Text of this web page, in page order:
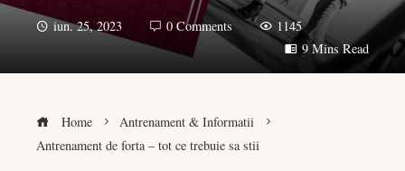
iun. 25, 2023 0 Comments
1145
9 Mins Read
Home
Antrenament & Informatii
Antrenament de forta – tot ce trebuie sa stii